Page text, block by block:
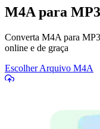
M4A para MP3
Converta M4A para
online e de graça
Escolher Arquivo M4A